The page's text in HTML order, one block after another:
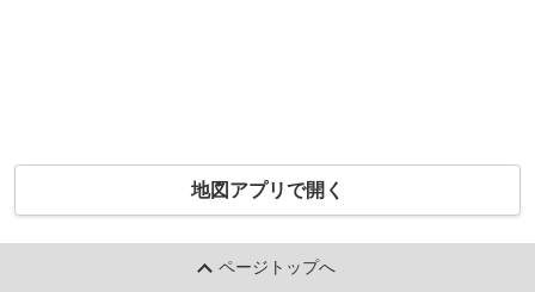
地図アプリで開く
ページトップへ